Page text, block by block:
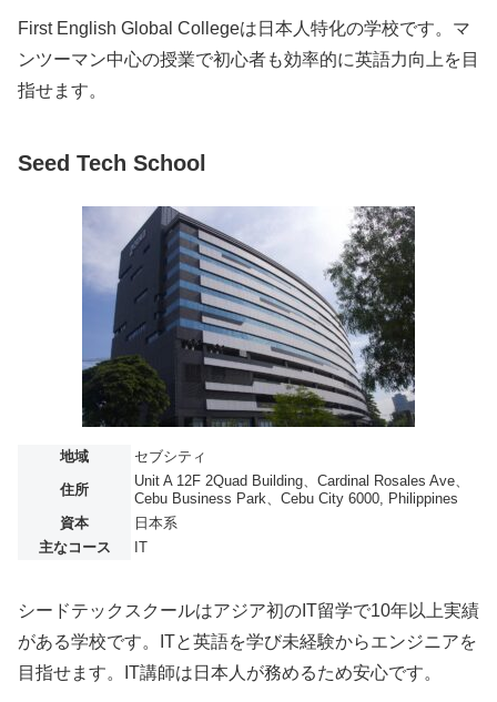
First English Global Collegeは日本人特化の学校です。マ
ンツーマン中心の授業で初心者も効率的に英語力向上を目
指せます。
Seed Tech School
地域
セブシティ
住所
Unit A 12F 2Quad Building、Cardinal Rosales Ave、
Cebu Business Park、Cebu City 6000, Philippines
資本
日本系
主なコース
IT
シードテックスクールはアジア初のIT留学で10年以上実績
がある学校です。ITと英語を学び未経験からエンジニアを
目指せます。IT講師は日本人が務めるため安心です。